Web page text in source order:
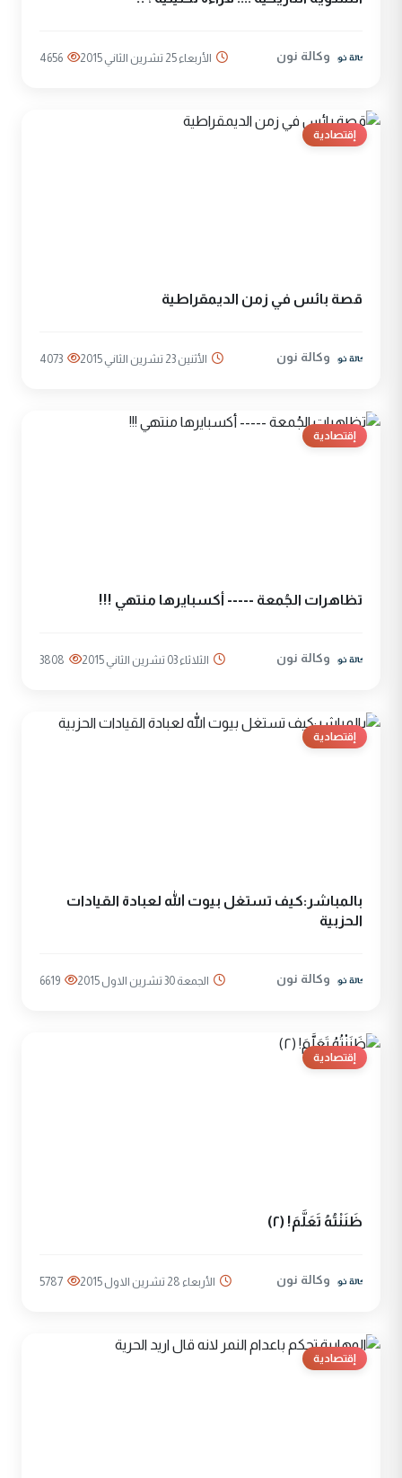
وكالة نون الأربعاء 25 تشرين الثاني 2015 4656
إقتصادية
قصة بائس في زمن الديمقراطية
وكالة نون الأثنين 23 تشرين الثاني 2015 4073
إقتصادية
تظاهرات الجُمعة ----- أكسبايرها منتهي !!!
وكالة نون الثلاثاء 03 تشرين الثاني 2015 3808
إقتصادية
بالمباشر:كيف تستغل بيوت الله لعبادة القيادات
الحزبية
وكالة نون الجمعة 30 تشرين الاول 2015 6619
إقتصادية
ظَنَنْتُهُ تَعَلَّمَ! (٢)
وكالة نون الأربعاء 28 تشرين الاول 2015 5787
إقتصادية